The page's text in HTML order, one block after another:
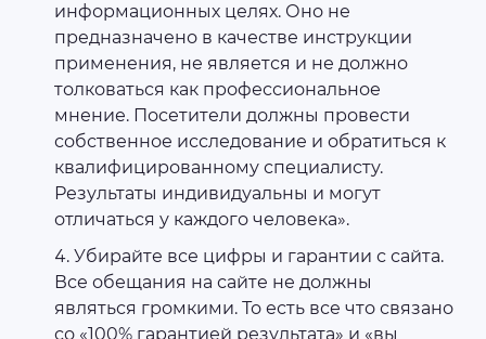
информационных целях. Оно не
предназначено в качестве инструкции
применения, не является и не должно
толковаться как профессиональное
мнение. Посетители должны провести
собственное исследование и обратиться к
квалифицированному специалисту.
Результаты индивидуальны и могут
отличаться у каждого человека».
Убирайте все цифры и гарантии с сайта.
Все обещания на сайте не должны
являться громкими. То есть все что связано
со «100% гарантией результата» и «вы